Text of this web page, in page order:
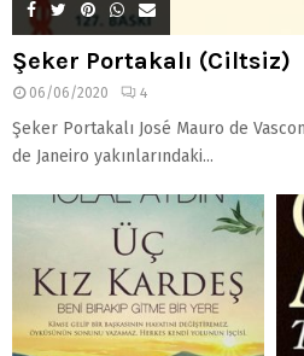
Şeker Portakalı (Ciltsiz)
06/06/2020 4
Şeker Portakalı José Mauro de
de Janeiro yakınlarındaki...